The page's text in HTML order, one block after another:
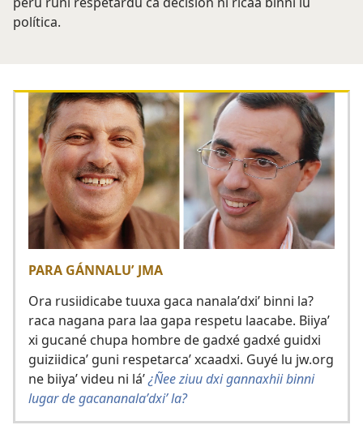
política.
PARA GÁNNALUʼ JMA
Ora rusiidicabe tuuxa gaca nanalaʼdxiʼ binni la?
raca nagana para laa gapa respetu laacabe. Biiyaʼ
xi gucané chupa hombre de gadxé gadxé guidxi
guiziidicaʼ guni respetarcaʼ xcaadxi. Guyé lu jw.org
ne biiyaʼ videu ni láʼ¿Ñee ziuu dxi gannaxhii binni
lugar de gacananalaʼdxiʼ la?